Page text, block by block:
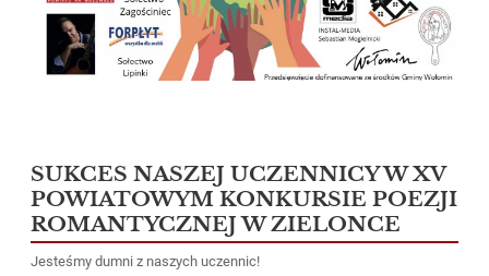
SUKCES NASZEJ UCZENNICY W XV
POWIATOWYM KONKURSIE POEZJI
ROMANTYCZNEJ W ZIELONCE
Jesteśmy dumni z naszych uczennic!